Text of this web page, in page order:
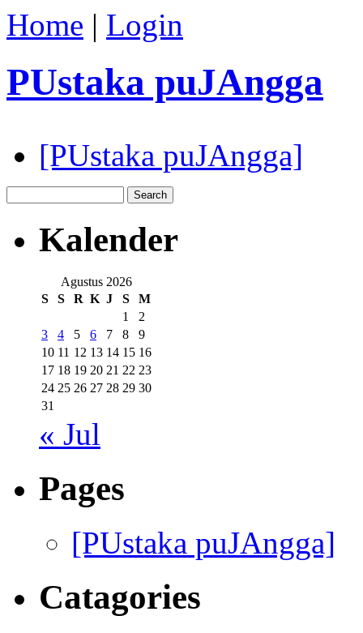
Home | Login
PUstaka puJAngga
[PUstaka puJAngga]
Kalender
Agustus 2026
S
S R K J S
M
1
2
3
4 5 6 7 8
9
10 11 12 13 14 15 16
17 18 19 20 21 22 23
24 25 26 27 28 29 30
31
« Jul
Pages
[PUstaka puJAngga]
Catagories